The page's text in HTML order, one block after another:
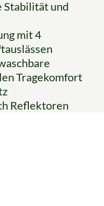
Stabilität und
mit 4
Tragekomfort
Reflektoren